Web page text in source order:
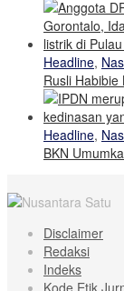
Headline,
Rusli
Headline,
BKN
Disclaimer
Redaksi
Indeks